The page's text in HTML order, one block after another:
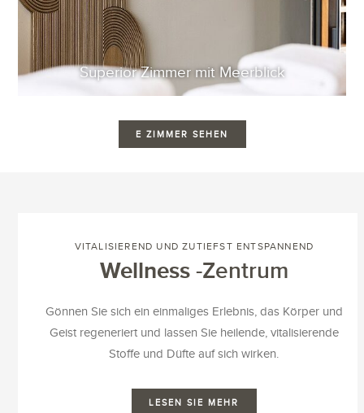
Superior Zimmer mit Meerblick
E ZIMMER SEHEN
VITALISIEREND UND ZUTIEFST ENTSPANNEND
Wellness-Zentrum
Gönnen Sie sich ein einmaliges Erlebnis, das Körper und
Geist regeneriert und lassen Sie heilende, vitalisierende
Stoffe und Düfte auf sich wirken.
LESEN SIE MEHR